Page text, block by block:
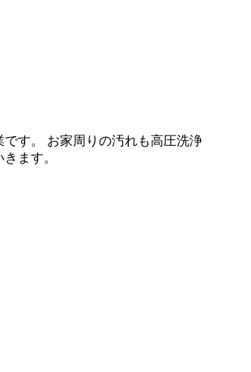
です。 お家周りの汚れも高圧洗浄
ます。